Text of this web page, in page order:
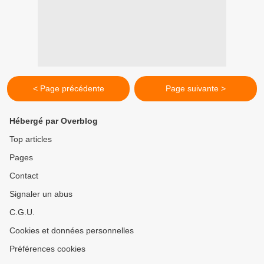
< Page précédente Page suivante >
Hébergé par Overblog
Top articles
Pages
Contact
Signaler un abus
C.G.U.
Cookies et données personnelles
Préférences cookies